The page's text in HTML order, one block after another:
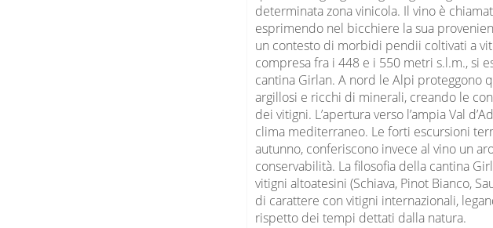
determinata zona vinicola. Il vino è
esprimendo nel bicchiere la sua
un contesto di morbidi pendii coltivati a
compresa fra i 448 e i 550 metri s.l.m., si
cantina Girlan. A nord le Alpi proteggono
argillosi e ricchi di minerali, creando le
dei vitigni. L’apertura verso l’ampia Val
clima mediterraneo. Le forti escursioni
autunno, conferiscono invece al vino un
conservabilità. La filosofia della cantina
vitigni altoatesini (Schiava, Pinot Bianco,
di carattere con vitigni internazionali,
rispetto dei tempi dettati dalla natura.